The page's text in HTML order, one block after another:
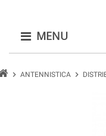
MENU
chevron_right ANTENNISTICA chevron_right